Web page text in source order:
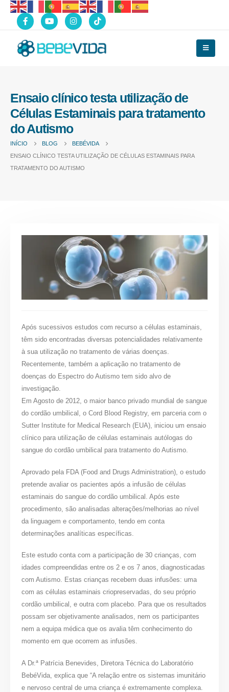
Ensaio clínico testa utilização de
Células Estaminais para tratamento
do Autismo
INÍCIO BLOG
BEBÉVIDA
ENSAIO CLÍNICO TESTA UTILIZAÇÃO DE CÉLULAS ESTAMINAIS PARA
TRATAMENTO DO AUTISMO
Após sucessivos estudos com recurso a células estaminais,
têm sido encontradas diversas potencialidades relativamente
à sua utilização no tratamento de várias doenças.
Recentemente, também a aplicação no tratamento de
doenças do Espectro do Autismo tem sido alvo de
investigação.
Em Agosto de 2012, o maior banco privado mundial de sangue
do cordão umbilical, o Cord Blood Registry, em parceria com o
Sutter Institute for Medical Research (EUA), iniciou um ensaio
clínico para utilização de células estaminais autólogas do
sangue do cordão umbilical para tratamento do Autismo.
Aprovado pela FDA (Food and Drugs Administration), o estudo
pretende avaliar os pacientes após a infusão de células
estaminais do sangue do cordão umbilical. Após este
procedimento, são analisadas alterações/melhorias ao nível
da linguagem e comportamento, tendo em conta
determinações analíticas específicas.
Este estudo conta com a participação de 30 crianças, com
idades compreendidas entre os 2 e os 7 anos, diagnosticadas
com Autismo. Estas crianças recebem duas infusões: uma
com as células estaminais criopreservadas, do seu próprio
cordão umbilical, e outra com placebo. Para que os resultados
possam ser objetivamente analisados, nem os participantes
nem a equipa médica que os avalia têm conhecimento do
momento em que ocorrem as infusões.
A Dr.ª Patrícia Benevides, Diretora Técnica do Laboratório
BebéVida, explica que “A relação entre os sistemas imunitário
e nervoso central de uma criança é extremamente complexa.